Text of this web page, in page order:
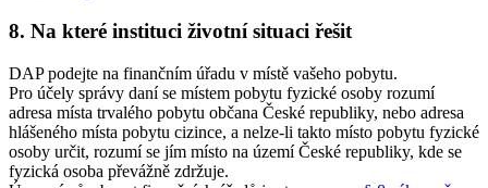
8. Na které instituci životní situaci řešit
DAP podejte na finančním úřadu v místě vašeho pobytu.
Pro účely správy daní se místem pobytu fyzické osoby rozumí
adresa místa trvalého pobytu občana České republiky, nebo adresa
hlášeného místa pobytu cizince, a nelze-li takto místo pobytu fyzické
osoby určit, rozumí se jím místo na území České republiky, kde se
fyzická osoba převážně zdržuje.